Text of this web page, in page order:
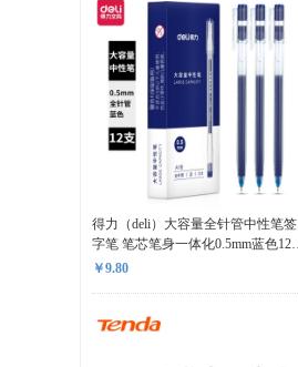
得力（deli）大容量全针管中性笔签
字笔 笔芯笔身一体化0.5mm蓝色12
支/盒DL-A116
￥9.80